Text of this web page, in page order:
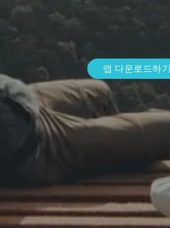
앱 다운로드하기